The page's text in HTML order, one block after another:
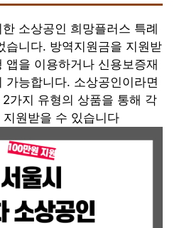
소상공인 희망플러스 특례
습니다. 방역지원금을 지원받
앱을 이용하거나 신용보증재
가능합니다. 소상공인이라면
가지 유형의 상품을 통해 각
원받을 수 있습니다